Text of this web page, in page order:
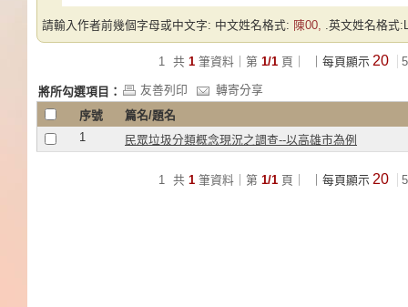
請輸入作者前幾個字母或中文字: 中文姓名格式: 陳00, .英文姓名格式
1 共 1 筆資料｜第 1/1 頁｜ ｜每頁顯示 20
將所勾選項目： 友善列印
轉寄分享
序號
篇名/題名
1
民眾垃圾分類概念現況之調查--以高雄市為例
1 共 1 筆資料｜第 1/1 頁｜ ｜每頁顯示 20